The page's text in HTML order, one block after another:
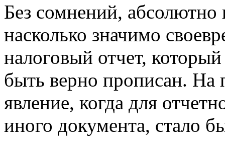
Без сомнений, абсолютно
насколько значимо
налоговый отчет,
быть верно прописан. На
явление, когда для
иного документа, стало